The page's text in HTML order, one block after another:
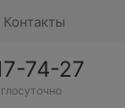
Контакты
74-27